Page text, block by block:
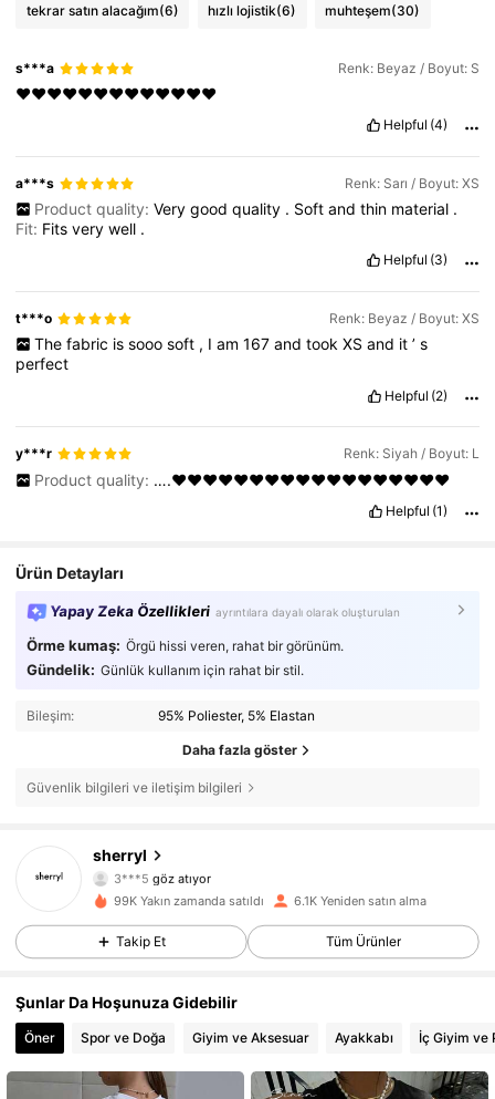
tekrar satın alacağım(6) hızlı lojistik(6) muhteşem(30)
s***a Renk: Beyaz / Boyut: S
❤️❤️❤️❤️❤️❤️❤️❤️❤️❤️❤️❤️❤️
Helpful (4)
a***s Renk: Sarı / Boyut: XS
Product quality: Very good quality . Soft and thin material .
Fit: Fitsverywell .
Helpful (3)
t***o Renk: Beyaz / Boyut: XS
The fabric is sooo soft , I am 167 and took XS and it ’ s
perfect
Helpful (2)
y***r Renk: Siyah / Boyut: L
Product quality: ….❤️❤️❤️❤️❤️❤️❤️❤️❤️❤️❤️❤️❤️❤️❤️❤️❤️❤️
Helpful (1)
Ürün Detayları
Yapay Zeka Özellikleri ayrıntılara dayalı olarak oluşturulan
Örme kumaş: Örgü hissi veren, rahat bir görünüm.
Gündelik: Günlük kullanım için rahat bir stil.
Bileşim: 95% Poliester, 5% Elastan
Daha fazla göster
Güvenlik bilgileri ve iletişim bilgileri
sherryl
3***5 göz atıyor
4,73 3.1K Takipçiler
4,73 3.1K Takipçiler
3.1K Takipçiler
99K Yakın zamanda satıldı 6.1K Yeniden satın alma
Takip Et Tüm Ürünler
Şunlar Da Hoşunuza Gidebilir
Öner Spor ve Doğa Giyim ve Aksesuar Ayakkabı İç Giyim ve